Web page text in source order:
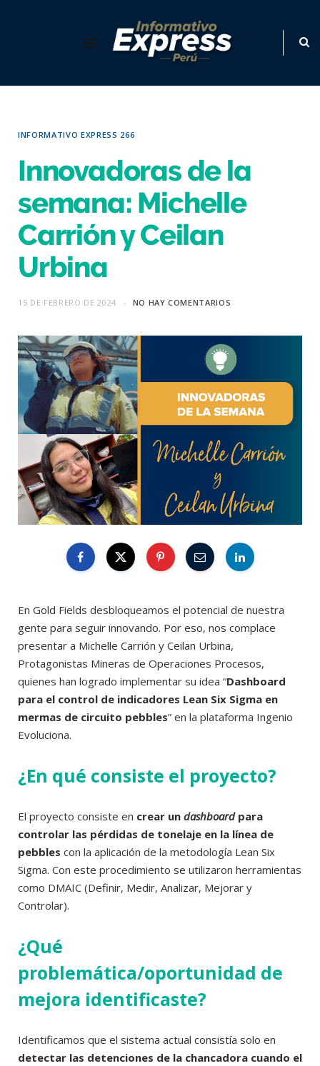
INFORMATIVO EXPRESS 266
Innovadoras de la
semana: Michelle
Carrión y Ceilan
Urbina
15 DE FEBRERO DE 2024 NO HAY COMENTARIOS
En Gold Fields desbloqueamos el potencial de nuestra
gente para seguir innovando. Por eso, nos complace
presentar a Michelle Carrión y Ceilan Urbina,
Protagonistas Mineras de Operaciones Procesos,
quienes han logrado implementar su idea “Dashboard
para el control de indicadores Lean Six Sigma en
mermas de circuito pebbles” en la plataforma Ingenio
Evoluciona.
¿En qué consiste el proyecto?
El proyecto consiste en crear un dashboardpara
controlar las pérdidas de tonelaje en la línea de
pebbles con la aplicación de la metodología Lean Six
Sigma. Con este procedimiento se utilizaron herramientas
como DMAIC (Definir, Medir, Analizar, Mejorar y
Controlar).
¿Qué
problemática/oportunidad de
mejora identificaste?
Identificamos que el sistema actual consistía solo en
detectar las detenciones de la chancadora cuando el